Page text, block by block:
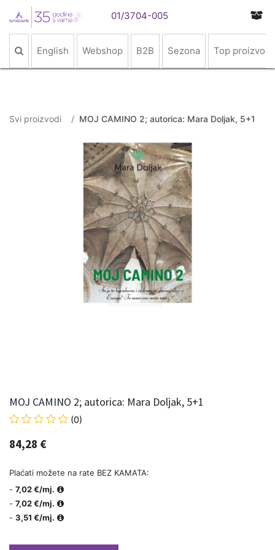
01/3704-005
English Webshop B2B Sezona Top proizvodi
Svi proizvodi MOJ CAMINO 2; autorica: Mara Doljak, 5+1
MOJ CAMINO 2; autorica: Mara Doljak, 5+1
(0)
84,28 €
Plaćati možete na rate BEZ KAMATA:
- 7,02 €/mj.
- 7,02 €/mj.
- 3,51 €/mj.